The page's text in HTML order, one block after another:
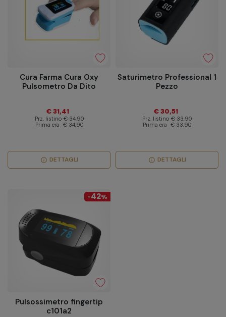
Cura Farma Cura Oxy
Pulsometro Da Dito
€ 31,41
Prz. listino € 34,90
Prima era € 34,90
info DETTAGLI
Saturimetro Professional 1
Pezzo
€ 30,51
Prz. listino € 33,90
Prima era € 33,90
info DETTAGLI
-42%
Pulsossimetro fingertip
c101a2